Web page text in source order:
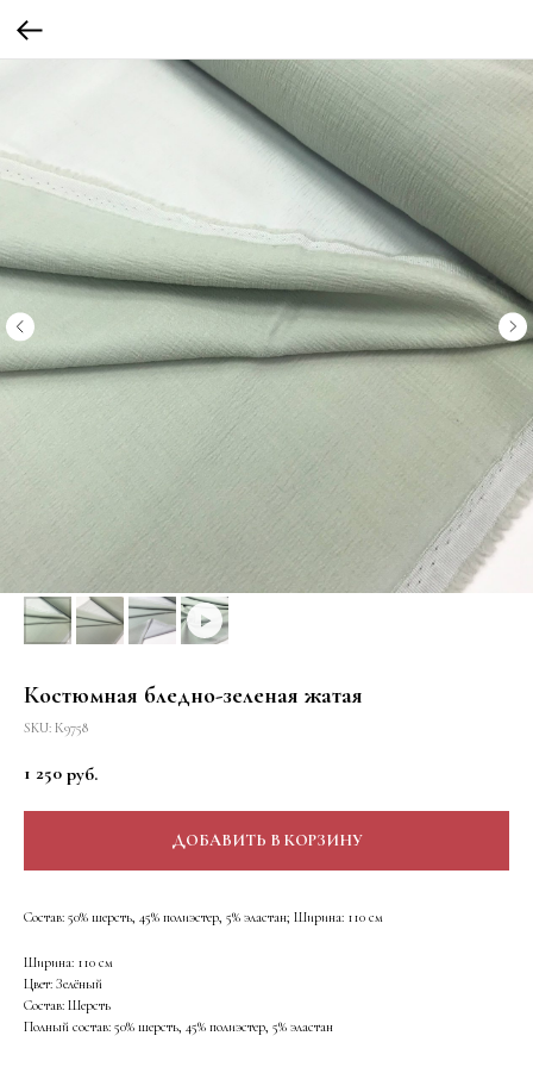
Костюмная бледно-зеленая жатая
SKU: К9758
1 250 руб.
ДОБАВИТЬ В КОРЗИНУ
Состав: 50% шерсть, 45% полиэстер, 5% эластан; Ширина: 110 см
Ширина: 110 см
Цвет: Зелёный
Состав: Шерсть
Полный состав: 50% шерсть, 45% полиэстер, 5% эластан